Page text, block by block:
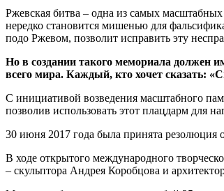
Ржевская битва – одна из самых
нередко становится мишенью для
подо Ржевом, позволит исправить эту
Но в создании такого мемориала должен
всего мира. Каждый, кто хочет сказать:
С инициативой возведения масштабного
позволив использовать этот плацдарм для
30 июня 2017 года была принята резолюция
В ходе открытого международного
– скульптора Андрея Коробцова и